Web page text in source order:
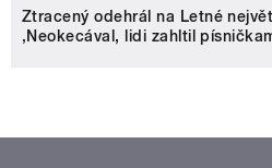
Ztracený odehrál na Letné
‚Neokecával, lidi zahltil